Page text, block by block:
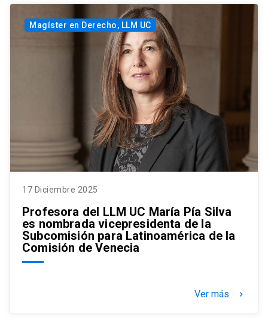
Magíster en Derecho, LLM UC
17 Diciembre 2025
Profesora del LLM UC María Pía Silva
es nombrada vicepresidenta de la
Subcomisión para Latinoamérica de la
Comisión de Venecia
Ver más keyboard_arrow_right